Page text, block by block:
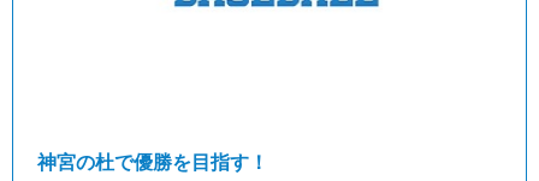
神宮の杜で優勝を目指す！